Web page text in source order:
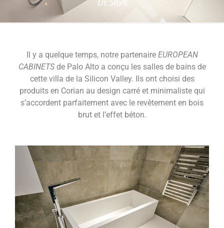
Il y a quelque temps, notre partenaire EUROPEAN
CABINETSde Palo Alto a conçu les salles de bains de
cette villa de la Silicon Valley. Ils ont choisi des
produits en Corian au design carré et minimaliste qui
s’accordent parfaitement avec le revêtement en bois
brut et l’effet béton.